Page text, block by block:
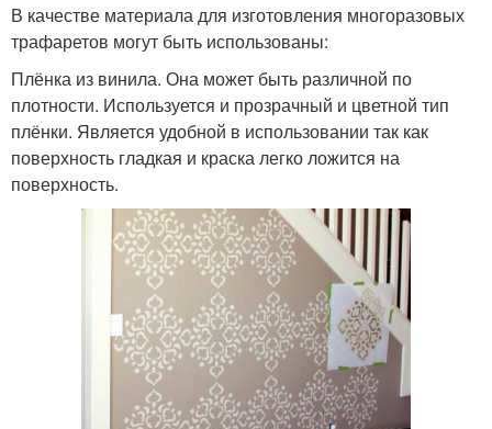
В качестве материала для изготовления многоразовых
трафаретов могут быть использованы:
Плёнка из винила. Она может быть различной по
плотности. Используется и прозрачный и цветной тип
плёнки. Является удобной в использовании так как
поверхность гладкая и краска легко ложится на
поверхность.